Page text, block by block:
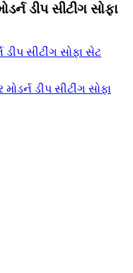
ડીપ સીટીંગ સોફા